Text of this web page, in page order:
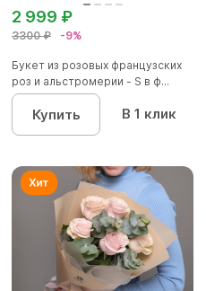
3300 ₽ -9%
2 999 ₽
Букет из розовых французских
роз и альстромерии - S в ф...
Купить В 1 клик